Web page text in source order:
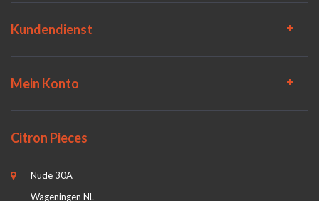
Kundendienst
Mein Konto
Citron Pieces
Nude 30A
Wageningen NL